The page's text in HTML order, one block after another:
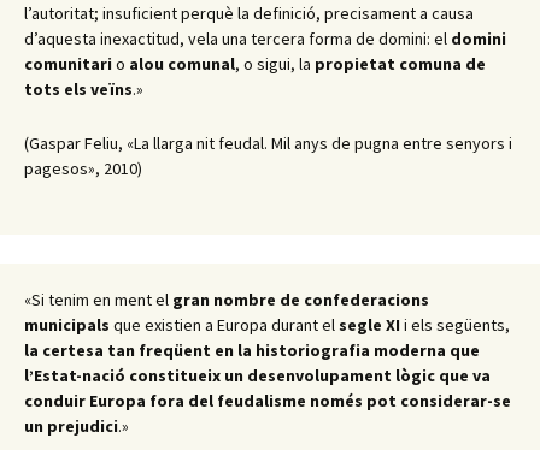
l’autoritat; insuficient perquè la definició, precisament a causa
d’aquesta inexactitud, vela una tercera forma de domini: el domini
comunitari o alou comunal, o sigui, la propietat comuna de
tots els veïns.»
(Gaspar Feliu, «La llarga nit feudal. Mil anys de pugna entre senyors i
pagesos», 2010)
«Si tenim en ment el gran nombre de confederacions
municipals que existien a Europa durant el segle XI i els següents,
la certesa tan freqüent en la historiografia moderna que
l’Estat-nació constitueix un desenvolupament lògic que va
conduir Europa fora del feudalisme només pot considerar-se
un prejudici.»